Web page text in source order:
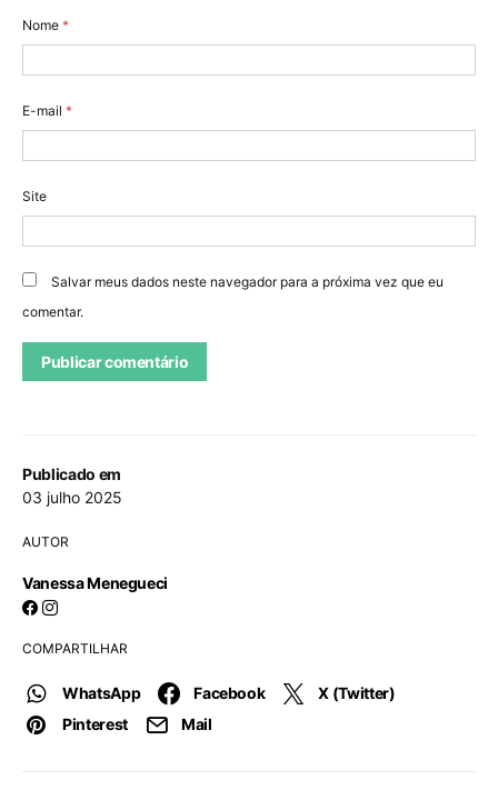
Publicado em
03 julho 2025
AUTOR
Vanessa Menegueci
COMPARTILHAR
WhatsApp Facebook
X (Twitter)
Pinterest
Mail
Nome *
E-mail *
Site
Salvar meus dados neste navegador para a próxima vez que eu
comentar.